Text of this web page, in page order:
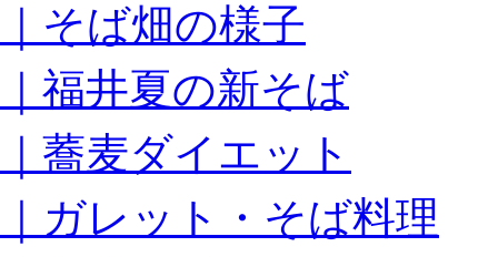
プ
｜そば畑の様子
｜福井夏の新そば
｜蕎麦ダイエット
｜ガレット・そば料理